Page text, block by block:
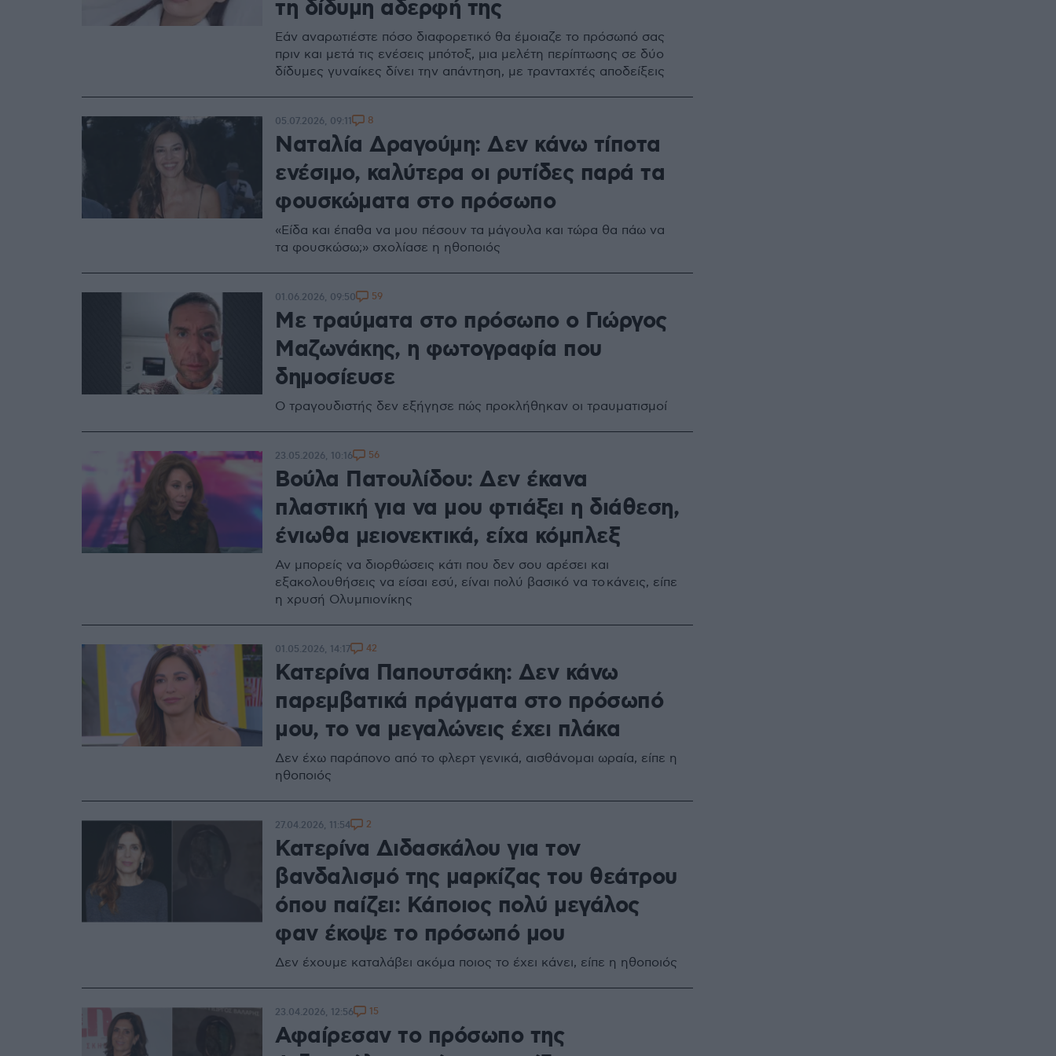
τη δίδυμη αδερφή της
Εάν αναρωτιέστε πόσο διαφορετικό θα έμοιαζε το πρόσωπό σας
πριν και μετά τις ενέσεις μπότοξ, μια μελέτη περίπτωσης σε δύο
δίδυμες γυναίκες δίνει την απάντηση, με τρανταχτές αποδείξεις
Ναταλία Δραγούμη: Δεν κάνω τίποτα
ενέσιμο, καλύτερα οι ρυτίδες παρά τα
φουσκώματα στο πρόσωπο
«Είδα και έπαθα να μου πέσουν τα μάγουλα και τώρα θα πάω να
τα φουσκώσω;» σχολίασε η ηθοποιός
05.07.2026, 09:11 8
Με τραύματα στο πρόσωπο ο Γιώργος
Μαζωνάκης, η φωτογραφία που
δημοσίευσε
Ο τραγουδιστής δεν εξήγησε πώς προκλήθηκαν οι τραυματισμοί
01.06.2026, 09:50 59
Βούλα Πατουλίδου: Δεν έκανα
πλαστική για να μου φτιάξει η διάθεση,
ένιωθα μειονεκτικά, είχα κόμπλεξ
Αν μπορείς να διορθώσεις κάτι που δεν σου αρέσει και
εξακολουθήσεις να είσαι εσύ, είναι πολύ βασικό να το κάνεις, είπε
η χρυσή Ολυμπιονίκης
23.05.2026, 10:16 56
Κατερίνα Παπουτσάκη: Δεν κάνω
παρεμβατικά πράγματα στο πρόσωπό
μου, το να μεγαλώνεις έχει πλάκα
Δεν έχω παράπονο από το φλερτ γενικά, αισθάνομαι ωραία, είπε η
ηθοποιός
01.05.2026, 14:17 42
Κατερίνα Διδασκάλου για τον
βανδαλισμό της μαρκίζας του θεάτρου
όπου παίζει: Κάποιος πολύ μεγάλος
φαν έκοψε το πρόσωπό μου
Δεν έχουμε καταλάβει ακόμα ποιος το έχει κάνει, είπε η ηθοποιός
27.04.2026, 11:54 2
Αφαίρεσαν το πρόσωπο της
23.04.2026, 12:56 15